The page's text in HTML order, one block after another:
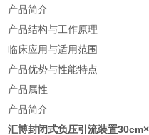
产品简介
产品结构与工作原理
临床应用与适用范围
产品优势与性能特点
产品属性
产品简介
汇博封闭式负压引流装置